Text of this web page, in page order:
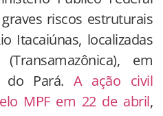
riscos estruturais
Itacaiúnas, localizadas
em
do Pará. A ação civil
MPF em 22 de abril,